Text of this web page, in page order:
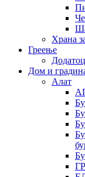
Храна
Греење
Дом и
Алат